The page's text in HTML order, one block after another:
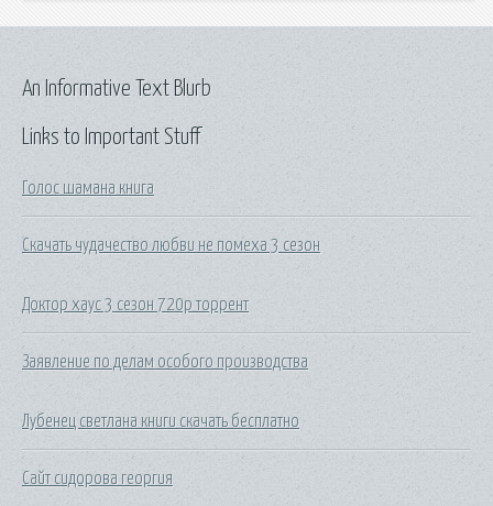
Links to Important Stuff
Голос шамана книга
Скачать чудачество любви не помеха 3 сезон
Доктор хаус 3 сезон 720p торрент
Заявление по делам особого производства
Лубенец светлана книги скачать бесплатно
Сайт сидорова георгия
An Informative Text Blurb